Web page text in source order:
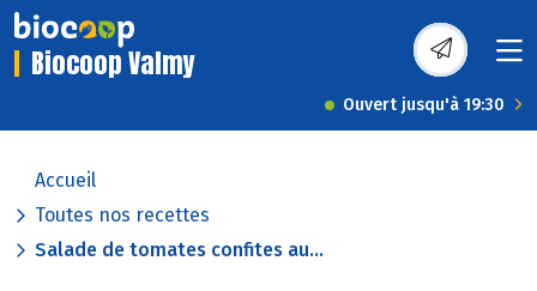
Biocoop Valmy
Ouvert jusqu'à 19:30
Accueil
Toutes nos recettes
Salade de tomates confites au...